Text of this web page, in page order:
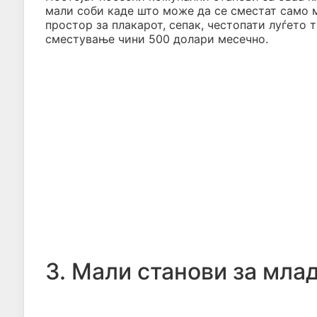
мали соби каде што може да се сместат само
простор за плакарот, сепак, честопати луѓето
сместување чини 500 долари месечно.
3. Мали станови за